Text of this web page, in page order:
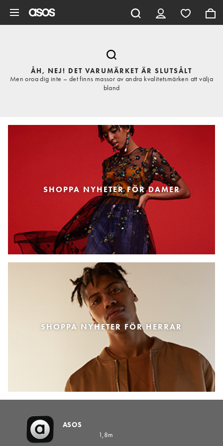
ÅH, NEJ! DET VARUMÄRKET ÄR SLUTSÅLT
Men oroa dig inte – det finns massor av andra kvalitetsmärken att välja
bland
SHOPPA NYHETER FÖR DAMER
SHOPPA NYHETER FÖR HERRAR
ASOS
1,8m